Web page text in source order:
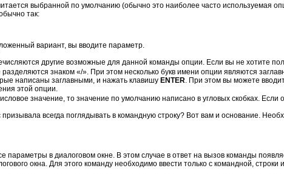
выбранной по умолчанию (обычно это наиболее часто используемая
так:
вариант, вы вводите параметр.
другие возможные для данной команды опции. Если вы не хотите
разделяются знаком «/». При этом несколько букв имени опции являются
написаны заглавными, и нажать клавишу ENTER . При этом вы можете
этой опции.
значение, то значение по умолчанию написано в угловых скобках. Если
всегда поглядывать в командную строку? Вот вам и основание.
параметры в диалоговом окне. В этом случае в ответ на вызов команды
окна. Для этого команду необходимо ввести только с командной,